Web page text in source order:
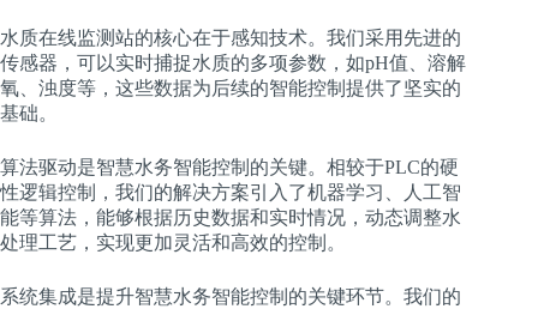
水质在线监测站的核心在于感知技术。我们采用先进的
传感器，可以实时捕捉水质的多项参数，如pH值、溶解
氧、浊度等，这些数据为后续的智能控制提供了坚实的
基础。
算法驱动是智慧水务智能控制的关键。相较于PLC的硬
性逻辑控制，我们的解决方案引入了机器学习、人工智
能等算法，能够根据历史数据和实时情况，动态调整水
处理工艺，实现更加灵活和高效的控制。
系统集成是提升智慧水务智能控制的关键环节。我们的